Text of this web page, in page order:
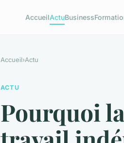
AccueilActuBusiness
Accueil›Actu
ACTU
Pourquoi